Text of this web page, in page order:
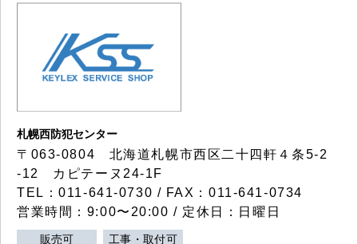
札幌西防犯センター
〒063-0804 北海道札幌市西区二十四軒４条5-2
-12 カピテーヌ24-1F
TEL：011-641-0730 / FAX：011-641-0734
営業時間：9:00〜20:00 / 定休日：日曜日
販売可 工事・取付可